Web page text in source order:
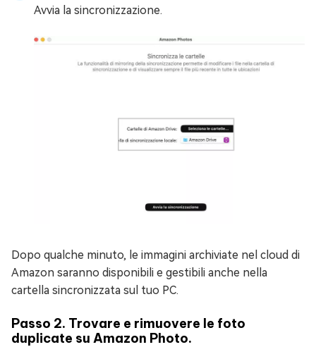
Avvia la sincronizzazione.
Dopo qualche minuto, le immagini archiviate nel cloud di
Amazon saranno disponibili e gestibili anche nella
cartella sincronizzata sul tuo PC.
Passo 2. Trovare e rimuovere le foto
duplicate su Amazon Photo.